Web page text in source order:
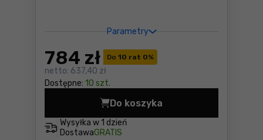
Parametry
Do 10 rat 0%
784 zł
netto: 637,40 zł
Dostępne: 10 szt.
Wysyłka w 1 dzień
DostawaGRATIS
Do koszyka
Opalarka Bosch GHG23-66